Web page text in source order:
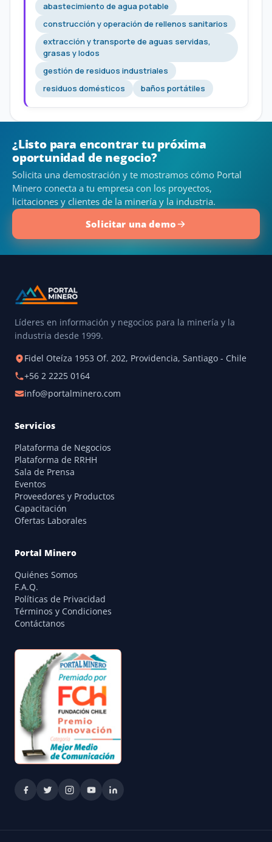
abastecimiento de agua potable
construcción y operación de rellenos sanitarios
extracción y transporte de aguas servidas,
grasas y lodos
gestión de residuos industriales
residuos domésticos
baños portátiles
¿Listo para encontrar tu próxima
oportunidad de negocio?
Solicita una demostración y te mostramos cómo Portal
Minero conecta a tu empresa con los proyectos,
licitaciones y clientes de la minería y la industria.
Solicitar una demo
Líderes en información y negocios para la minería y la
industria desde 1999.
Fidel Oteíza 1953 Of. 202, Providencia, Santiago - Chile
+56 2 2225 0164
info@portalminero.com
Servicios
Plataforma de Negocios
Plataforma de RRHH
Sala de Prensa
Eventos
Proveedores y Productos
Capacitación
Ofertas Laborales
Portal Minero
Quiénes Somos
F.A.Q.
Políticas de Privacidad
Términos y Condiciones
Contáctanos